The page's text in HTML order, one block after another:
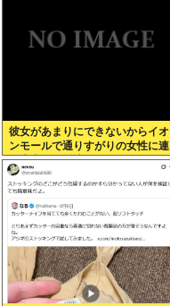
彼女があまりにできないからイオ
ンモールで通りすがりの女性に連
絡先書いた紙渡すよ